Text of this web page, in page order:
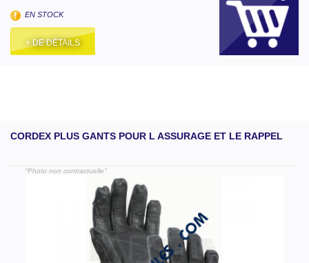
EN STOCK
+ DE DÉTAILS
CORDEX PLUS GANTS POUR L ASSURAGE ET LE RAPPEL
"Photo non contractuelle"